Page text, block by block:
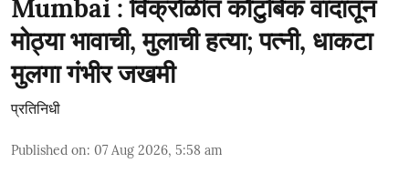
Mumbai : विक्रोळीत कौटुंबिक वादातून
मोठ्या भावाची, मुलाची हत्या; पत्नी, धाकटा
मुलगा गंभीर जखमी
प्रतिनिधी
Published on: 07 Aug 2026, 5:58 am